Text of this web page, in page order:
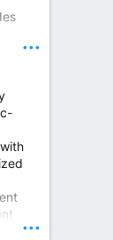
in
Medchal
•••
•••